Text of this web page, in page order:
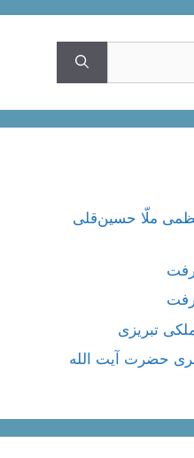
ملّا حسین‌قلی
تبریزی
حضرت آیت الله